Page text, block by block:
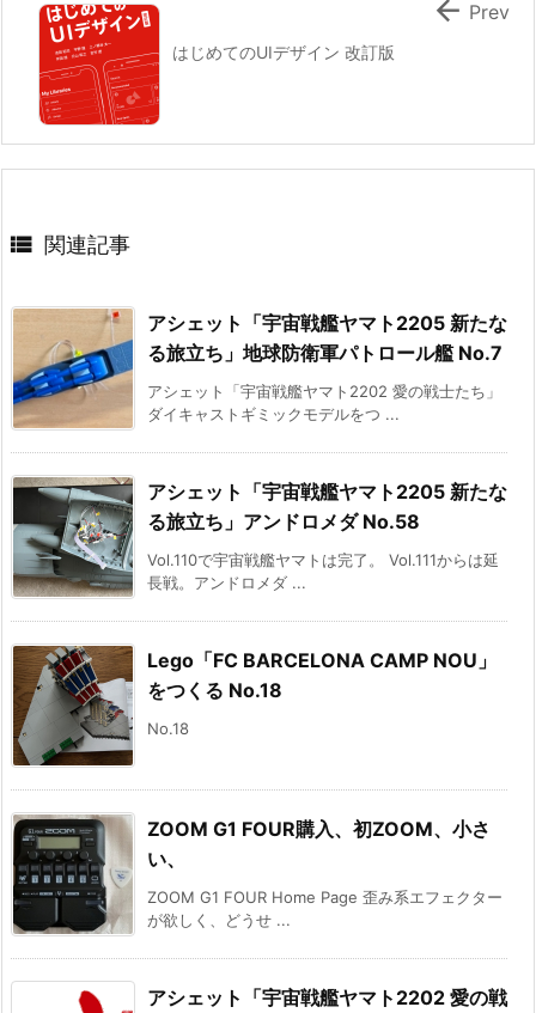
はじめてのUIデザイン 改訂版
 Prev
 関連記事
アシェット「宇宙戦艦ヤマト2205 新たな
る旅立ち」地球防衛軍パトロール艦 No.7
アシェット「宇宙戦艦ヤマト2202 愛の戦士たち」
ダイキャストギミックモデルをつ ...
アシェット「宇宙戦艦ヤマト2205 新たな
る旅立ち」アンドロメダ No.58
Vol.110で宇宙戦艦ヤマトは完了。 Vol.111からは延
長戦。アンドロメダ ...
Lego「FC BARCELONA CAMP NOU」
をつくる No.18
No.18
ZOOM G1 FOUR購入、初ZOOM、小さ
い、
ZOOM G1 FOUR Home Page 歪み系エフェクター
が欲しく、どうせ ...
アシェット「宇宙戦艦ヤマト2202 愛の戦